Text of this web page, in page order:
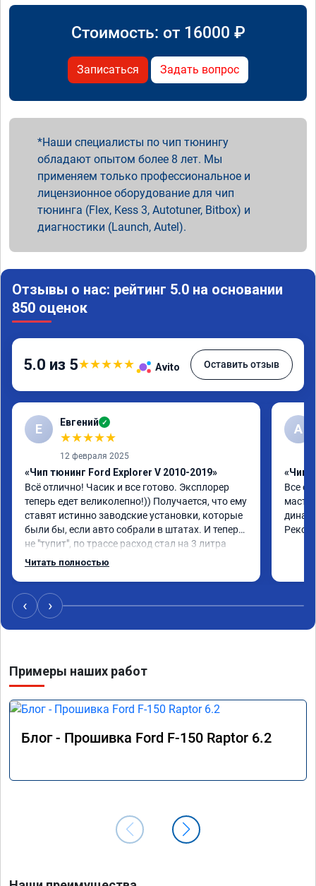
Стоимость: от 16000 ₽
Записаться Задать вопрос
Наши специалисты по чип тюнингу
обладают опытом более 8 лет. Мы
применяем только профессиональное и
лицензионное оборудование для чип
тюнинга (Flex, Kess 3, Autotuner, Bitbox) и
диагностики (Launch, Autel).
Отзывы о нас: рейтинг 5.0 на основании
850 оценок
5.0 из 5★★★★★ Avito Оставить отзыв
Е Евгений ✓
★★★★★
12 февраля 2025
«Чип тюнинг Ford Explorer V 2010-2019»
Всё отлично! Часик и все готово. Эксплорер
теперь едет великолепно!)) Получается, что ему
ставят истинно заводские установки, которые
были бы, если авто собрали в штатах. И теперь
не "тупит", по трассе расход стал на 3 литра
ниже! По городу меньше, если ездить как до
доволен!))
Читать полностью
А
«Чип
Все
‹ ›
Примеры наших работ
Блог - Прошивка Ford F-150 Raptor 6.2